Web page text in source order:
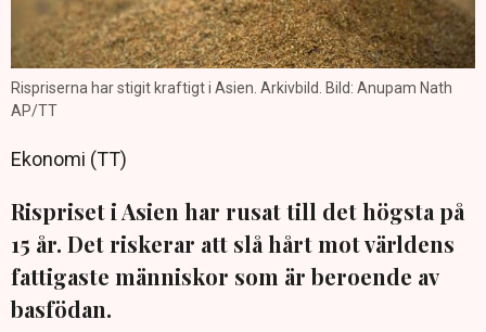
Rispriserna har stigit kraftigt i Asien. Arkivbild. Bild: Anupam Nath
AP/TT
Ekonomi (TT)
Rispriset i Asien har rusat till det högsta på
15 år. Det riskerar att slå hårt mot världens
fattigaste människor som är beroende av
basfödan.